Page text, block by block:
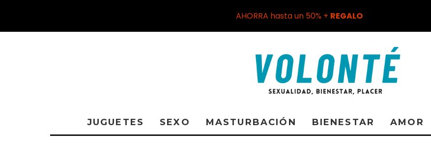
JUGUETES SEXO MASTURBACIÓN BIENESTAR AMOR
AHORRA hasta un 50% + REGALO